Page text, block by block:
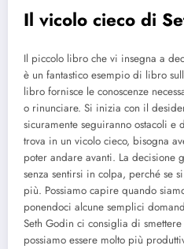
Il vicolo cieco di
Il piccolo libro che vi insegna a
è un fantastico esempio di libro
libro fornisce le conoscenze
o rinunciare. Si inizia con il
sicuramente seguiranno ostacoli
trova in un vicolo cieco, bisogna
poter andare avanti. La decisione
senza sentirsi in colpa, perché se
più. Possiamo capire quando
ponendoci alcune semplici
Seth Godin ci consiglia di
possiamo essere molto più